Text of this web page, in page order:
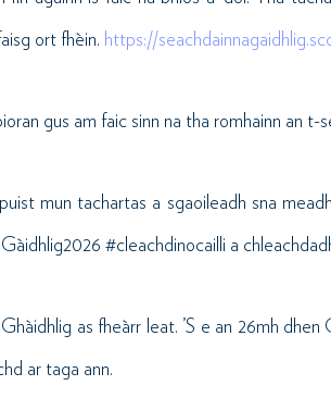
ort fhèin. https://
gus am faic sinn na tha romhainn an t-
mun tachartas a sgaoileadh sna
#cleachdinocailli a
as fheàrr leat. ’S e an 26mh dhen
ar taga ann.